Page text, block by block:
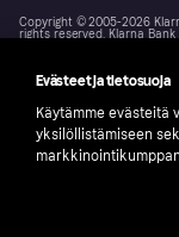
Copyright © 2005-2026
rights reserved. Klarna Bank
Evästeet ja tietosuoja
Käytämme evästeitä
yksilöllistämiseen